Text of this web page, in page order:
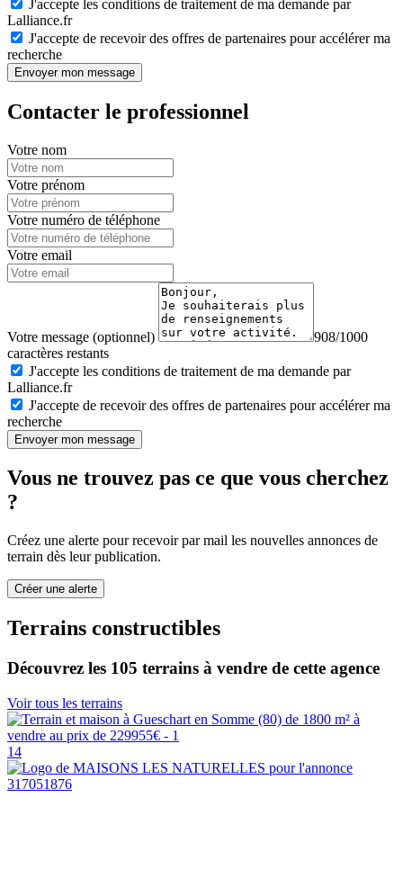
J'accepte les conditions de traitement de ma demande par
Lalliance.fr
J'accepte de recevoir des offres de partenaires pour accélérer ma
recherche
Envoyer mon message
Contacter le professionnel
Votre nom
Votre prénom
Votre numéro de téléphone
Votre email
Votre message (optionnel)
908/1000
caractères restants
J'accepte les conditions de traitement de ma demande par
Lalliance.fr
J'accepte de recevoir des offres de partenaires pour accélérer ma
recherche
Envoyer mon message
Vous ne trouvez pas ce que vous cherchez
?
Créez une alerte pour recevoir par mail les nouvelles annonces de
terrain dès leur publication.
Créer une alerte
Terrains constructibles
Découvrez les 105 terrains à vendre de cette agence
Voir tous les terrains
14